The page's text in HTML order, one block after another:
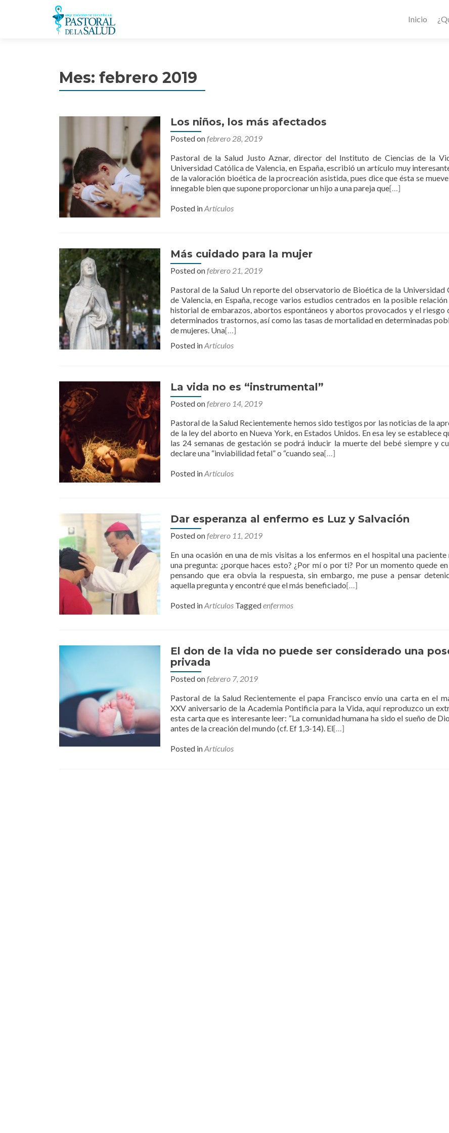
Inicio
Mes: febrero 2019
Los niños, los más afectados
Posted onfebrero 28, 2019
Pastoral de la Salud Justo Aznar, director del Instituto de Ciencias de la
Universidad Católica de Valencia, en España, escribió un artículo muy
de la valoración bioética de la procreación asistida, pues dice que ésta se
innegable bien que supone proporcionar un hijo a una pareja que[…]
Posted inArtículos
Más cuidado para la mujer
Posted onfebrero 21, 2019
Pastoral de la Salud Un reporte del observatorio de Bioética de la Universidad
de Valencia, en España, recoge varios estudios centrados en la posible
historial de embarazos, abortos espontáneos y abortos provocados y el riesgo
determinados trastornos, así como las tasas de mortalidad en determinadas
de mujeres. Una[…]
Posted inArtículos
La vida no es “instrumental”
Posted onfebrero 14, 2019
Pastoral de la Salud Recientemente hemos sido testigos por las noticias de la
de la ley del aborto en Nueva York, en Estados Unidos. En esa ley se establece
las 24 semanas de gestación se podrá inducir la muerte del bebé siempre y
declare una “inviabilidad fetal” o “cuando sea[…]
Posted inArtículos
Dar esperanza al enfermo es Luz y Salvación
Posted onfebrero 11, 2019
En una ocasión en una de mis visitas a los enfermos en el hospital una paciente
una pregunta: ¿porque haces esto? ¿Por mí o por ti? Por un momento quede
pensando que era obvia la respuesta, sin embargo, me puse a pensar
aquella pregunta y encontré que el más beneficiado[…]
Posted inArtículos Taggedenfermos
El don de la vida no puede ser considerado una
privada
Posted onfebrero 7, 2019
Pastoral de la Salud Recientemente el papa Francisco envío una carta en el
XXV aniversario de la Academia Pontificia para la Vida, aquí reproduzco un
esta carta que es interesante leer: “La comunidad humana ha sido el sueño de
antes de la creación del mundo (cf. Ef 1,3-14). El[…]
Posted inArtículos